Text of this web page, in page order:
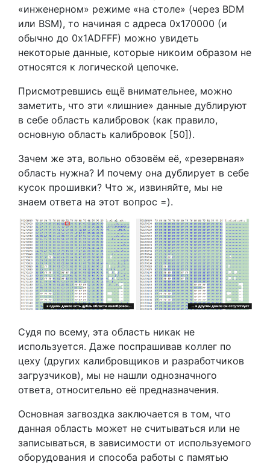
«инженерном» режиме «на столе» (через BDM
или BSM), то начиная с адреса 0x170000 (и
обычно до 0x1ADFFF) можно увидеть
некоторые данные, которые никоим образом не
относятся к логической цепочке.
Присмотревшись ещё внимательнее, можно
заметить, что эти «лишние» данные дублируют
в себе область калибровок (как правило,
основную область калибровок [50]).
Зачем же эта, вольно обзовём её, «резервная»
область нужна? И почему она дублирует в себе
кусок прошивки? Что ж, извиняйте, мы не
знаем ответа на этот вопрос =).
Судя по всему, эта область никак не
используется. Даже поспрашивав коллег по
цеху (других калибровщиков и разработчиков
загрузчиков), мы не нашли однозначного
ответа, относительно её предназначения.
Основная загвоздка заключается в том, что
данная область может не считываться или не
записываться, в зависимости от используемого
оборудования и способа работы с памятью